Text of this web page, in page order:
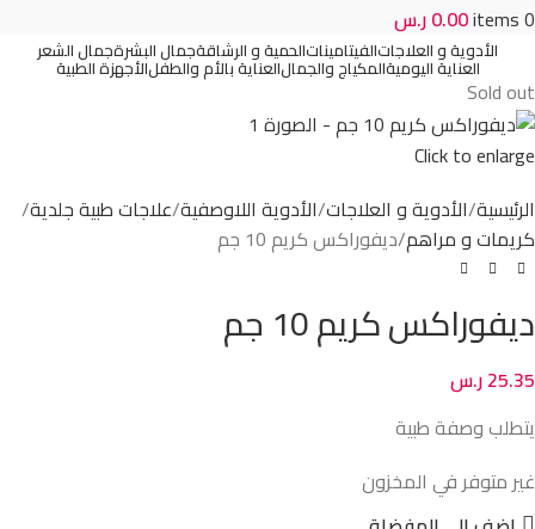
0
items
0.00ر.س
الأدوية و العلاجاتالفيتاميناتالحمية و الرشاقةجمال البشرةجمال الشعر
العناية اليوميةالمكياج والجمالالعناية بالأم والطفلالأجهزة الطبية
Sold out
Click to enlarge
الرئيسية الأدوية و العلاجات الأدوية اللاوصفية علاجات طبية جلدية
كريمات و مراهم ديفوراكس كريم 10 جم
ديفوراكس كريم 10 جم
25.35ر.س
يتطلب وصفة طبية
غير متوفر في المخزون